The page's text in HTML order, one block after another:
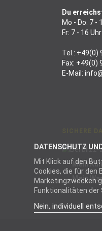
DATENSCHUTZ
Mit Klick auf den
Cookies, die für den
Marketingzwecken
Funktionalitäten der
Nein, individuell
Du
Mo - Do: 7 -
Fr: 7 - 16 Uhr
Tel.: +49(0)
Fax: +49(0)
E-Mail:
Mein
Mein